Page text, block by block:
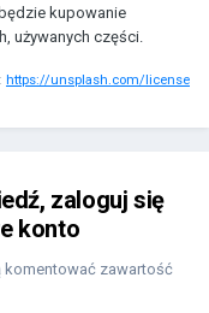
kupowanie
używanych części.
https://unsplash.com/license
zaloguj się
konto
komentować zawartość